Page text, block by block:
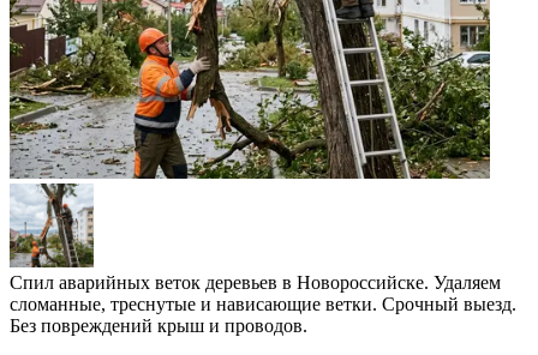
Спил аварийных веток деревьев в Новороссийске. Удаляем
сломанные, треснутые и нависающие ветки. Срочный выезд.
Без повреждений крыш и проводов.